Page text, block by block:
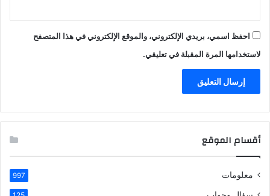
احفظ اسمي، بريدي الإلكتروني، والموقع الإلكتروني في هذا المتصفح
لاستخدامها المرة المقبلة في تعليقي.
أقسام الموقع
معلومات 997